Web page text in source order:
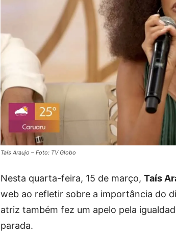
Taís Araujo – Foto: TV Globo
Nesta quarta-feira, 15 de março, Taís
web ao refletir sobre a importância do
atriz também fez um apelo pela
parada.